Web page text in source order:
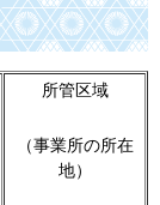
所管区域
（事業所の所在
地）